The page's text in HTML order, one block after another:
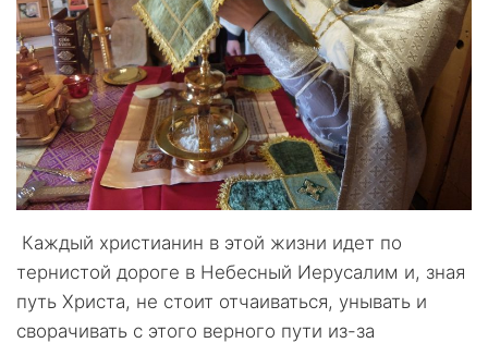
Каждый христианин в этой жизни идет по
тернистой дороге в Небесный Иерусалим и, зная
путь Христа, не стоит отчаиваться, унывать и
сворачивать с этого верного пути из-за